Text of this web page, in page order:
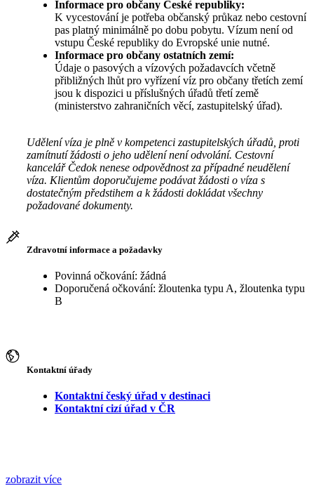
Informace pro občany České republiky:
K vycestování je potřeba občanský průkaz nebo cestovní
pas platný minimálně po dobu pobytu. Vízum není od
vstupu České republiky do Evropské unie nutné.
Informace pro občany ostatních zemí:
Údaje o pasových a vízových požadavcích včetně
přibližných lhůt pro vyřízení víz pro občany třetích zemí
jsou k dispozici u příslušných úřadů třetí země
(ministerstvo zahraničních věcí, zastupitelský úřad).
Udělení víza je plně v kompetenci zastupitelských úřadů, proti
zamítnutí žádosti o jeho udělení není odvolání. Cestovní
kancelář Čedok nenese odpovědnost za případné neudělení
víza. Klientům doporučujeme podávat žádosti o víza s
dostatečným předstihem a k žádosti dokládat všechny
požadované dokumenty.
Zdravotní informace a požadavky
Povinná očkování: žádná
Doporučená očkování: žloutenka typu A, žloutenka typu
B
Kontaktní úřady
Kontaktní český úřad v destinaci
Kontaktní cizí úřad v ČR
zobrazit více